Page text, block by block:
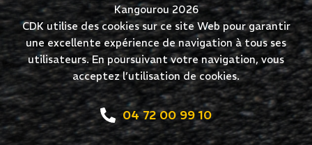
Kangourou 2026
CDK utilise des cookies sur ce site Web pour garantir
une excellente expérience de navigation à tous ses
utilisateurs. En poursuivant votre navigation, vous
acceptez l’utilisation de cookies.
04 72 00 99 10